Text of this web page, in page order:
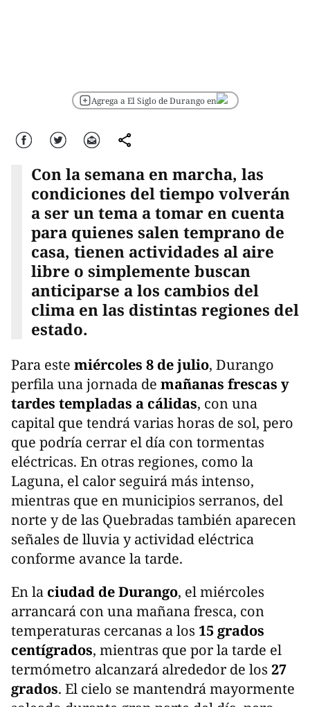
Agrega a El Siglo de Durango en
Facebook Twitter Correo comparte
Con la semana en marcha, las
condiciones del tiempo volverán
a ser un tema a tomar en cuenta
para quienes salen temprano de
casa, tienen actividades al aire
libre o simplemente buscan
anticiparse a los cambios del
clima en las distintas regiones del
estado.
Para este miércoles 8 de julio, Durango
perfila una jornada de mañanas frescas y
tardes templadas a cálidas, con una
capital que tendrá varias horas de sol, pero
que podría cerrar el día con tormentas
eléctricas. En otras regiones, como la
Laguna, el calor seguirá más intenso,
mientras que en municipios serranos, del
norte y de las Quebradas también aparecen
señales de lluvia y actividad eléctrica
conforme avance la tarde.
En la ciudad de Durango, el miércoles
arrancará con una mañana fresca, con
temperaturas cercanas a los 15 grados
centígrados, mientras que por la tarde el
termómetro alcanzará alrededor de los 27
grados. El cielo se mantendrá mayormente